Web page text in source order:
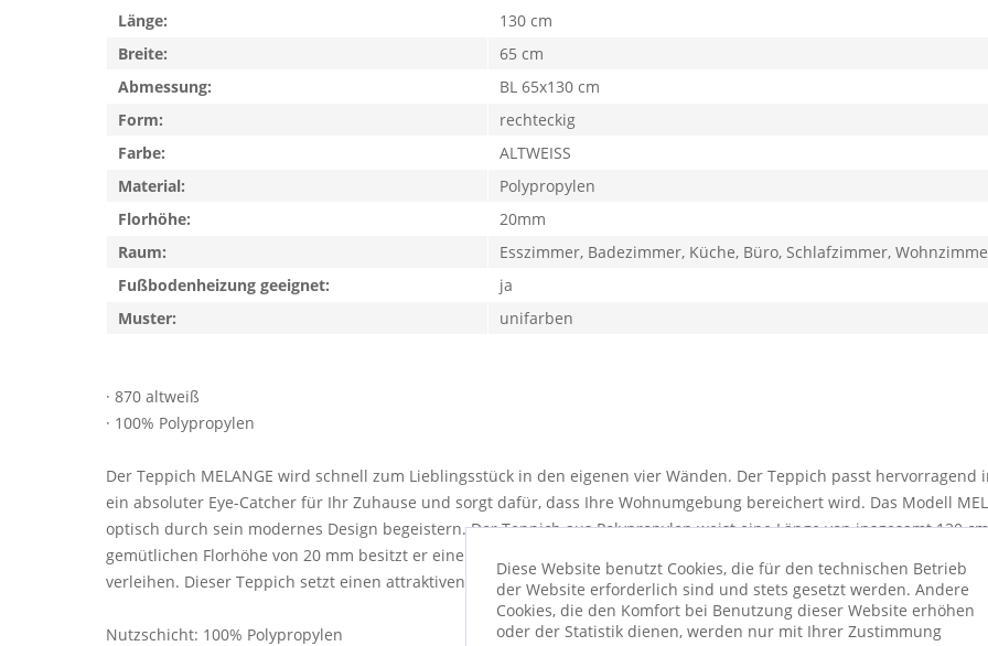
· 870 altweiß
· 100% Polypropylen
Der Teppich MELANGE wird schnell zum Lieblingsstück in den eigenen vier Wänden. Der Teppich passt hervorragend
ein absoluter Eye-Catcher für Ihr Zuhause und sorgt dafür, dass Ihre Wohnumgebung bereichert wird. Das Modell
optisch durch sein modernes Design begeistern. Der Teppich aus Polypropylen weist eine Länge von insgesamt 130
gemütlichen Florhöhe von 20 mm besitzt er eine sehr angenehme Haptik. Das Modell MELANGE ist der perfekte
verleihen. Dieser Teppich setzt einen attraktiven Akzent.
Nutzschicht: 100% Polypropylen
Länge:
130 cm
Breite:
65 cm
Abmessung:
BL 65x130 cm
Form:
rechteckig
Farbe:
ALTWEISS
Material:
Polypropylen
Florhöhe:
20mm
Raum:
Esszimmer, Badezimmer, Küche, Büro, Schlafzimmer,
Fußbodenheizung geeignet:
ja
Muster:
unifarben
Diese Website benutzt Cookies, die für den technischen Betrieb
der Website erforderlich sind und stets gesetzt werden. Andere
Cookies, die den Komfort bei Benutzung dieser Website erhöhen
oder der Statistik dienen, werden nur mit Ihrer Zustimmung